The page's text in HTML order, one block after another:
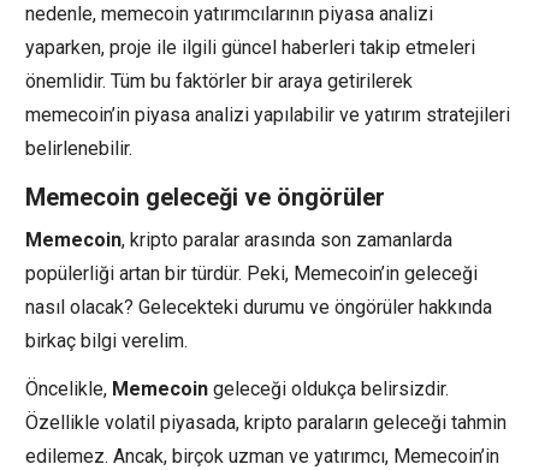
nedenle, memecoin yatırımcılarının piyasa analizi
yaparken, proje ile ilgili güncel haberleri takip etmeleri
önemlidir. Tüm bu faktörler bir araya getirilerek
memecoin’in piyasa analizi yapılabilir ve yatırım stratejileri
belirlenebilir.
Memecoin geleceği ve öngörüler
Memecoin, kripto paralar arasında son zamanlarda
popülerliği artan bir türdür. Peki, Memecoin’in geleceği
nasıl olacak? Gelecekteki durumu ve öngörüler hakkında
birkaç bilgi verelim.
Öncelikle, Memecoin geleceği oldukça belirsizdir.
Özellikle volatil piyasada, kripto paraların geleceği tahmin
edilemez. Ancak, birçok uzman ve yatırımcı, Memecoin’in